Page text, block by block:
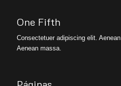
One Fifth
Consectetuer adipiscing elit. Aenean
Aenean massa.